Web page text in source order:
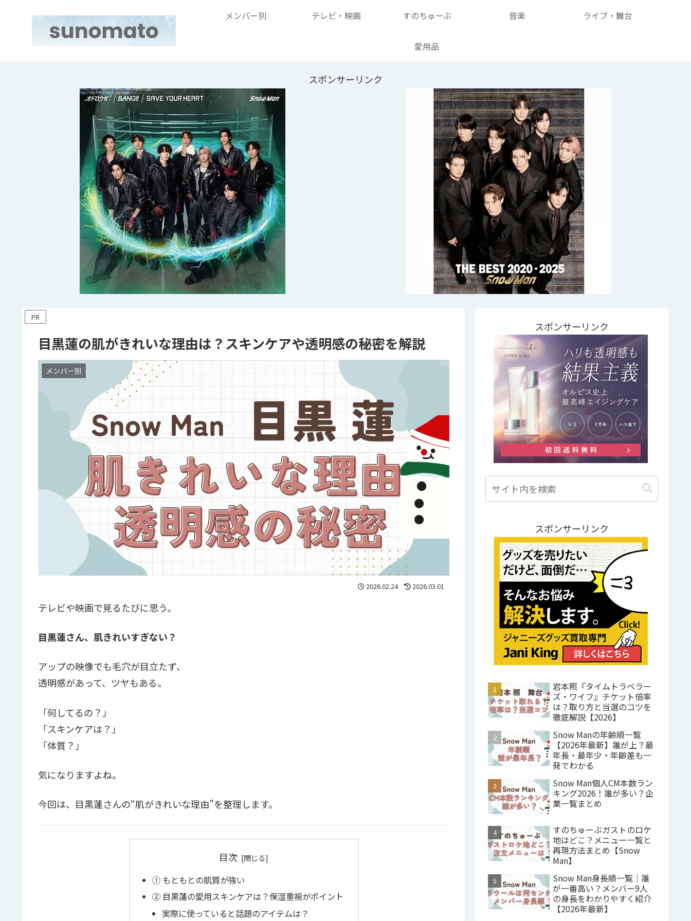
メンバー別 テレビ・映画 すのちゅーぶ 音楽 ライブ・舞台
愛用品
スポンサーリンク
PR
目黒蓮の肌がきれいな理由は？スキンケアや透明感の秘密を解説
メンバー別
2026.02.24 2026.03.01
テレビや映画で見るたびに思う。
目黒蓮さん、肌きれいすぎない？
アップの映像でも毛穴が目立たず、
透明感があって、ツヤもある。
「何してるの？」
「スキンケアは？」
「体質？」
気になりますよね。
今回は、目黒蓮さんの“肌がきれいな理由”を整理します。
目次
① もともとの肌質が強い
② 目黒蓮の愛用スキンケアは？保湿重視がポイント
実際に使っていると話題のアイテムは？
スポンサーリンク
スポンサーリンク
岩本照『タイムトラベラー
ズ・ワイフ』チケット倍率
は？取り方と当選のコツを
徹底解説【2026】
Snow Manの年齢順一覧
【2026年最新】誰が上？最
年長・最年少・年齢差も一
発でわかる
Snow Man個人CM本数ラン
キング2026！誰が多い？企
業一覧まとめ
すのちゅーぶガストのロケ
地はどこ？メニュー一覧と
再現方法まとめ【Snow
Man】
Snow Man身長順一覧｜誰
が一番高い？メンバー9人
の身長をわかりやすく紹介
【2026年最新】